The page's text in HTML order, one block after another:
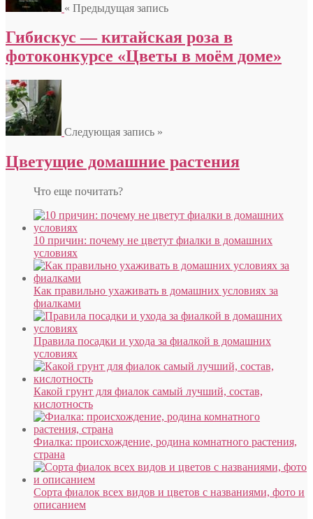
« Предыдущая запись
Гибискус — китайская роза в
фотоконкурсе «Цветы в моём доме»
Следующая запись »
Цветущие домашние растения
Что еще почитать?
10 причин: почему не цветут фиалки в домашних
условиях
Как правильно ухаживать в домашних условиях за
фиалками
Правила посадки и ухода за фиалкой в домашних
условиях
Какой грунт для фиалок самый лучший, состав,
кислотность
Фиалка: происхождение, родина комнатного растения,
страна
Сорта фиалок всех видов и цветов с названиями, фото и
описанием